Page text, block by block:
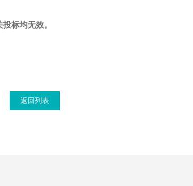
标均无效。
返回列表